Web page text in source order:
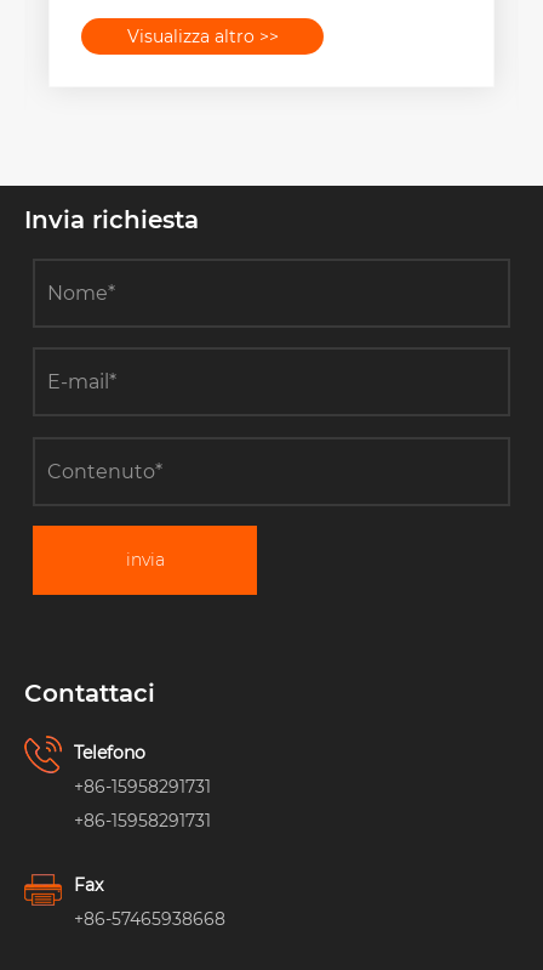
Visualizza altro >>
Invia richiesta
invia
Contattaci
Telefono
+86-15958291731
+86-15958291731
Fax
+86-57465938668